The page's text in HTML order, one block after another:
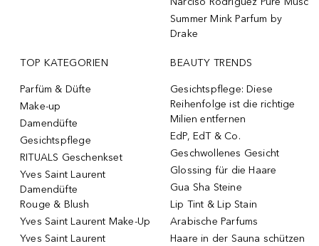
Summer Mink Parfum by
Drake
TOP KATEGORIEN
Parfüm & Düfte
Make-up
Damendüfte
Gesichtspflege
RITUALS Geschenkset
Yves Saint Laurent
Damendüfte
Rouge & Blush
Yves Saint Laurent Make-Up
Yves Saint Laurent
BEAUTY TRENDS
Gesichtspflege: Diese
Reihenfolge ist die richtige
Milien entfernen
EdP, EdT & Co.
Geschwollenes Gesicht
Glossing für die Haare
Gua Sha Steine
Lip Tint & Lip Stain
Arabische Parfums
Haare in der Sauna schützen